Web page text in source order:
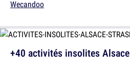
Wecandoo
+40 activités insolites Alsace